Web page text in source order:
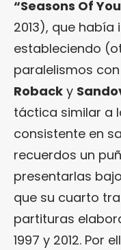
“Seasons Of
2013), que
estableciendo
paralelismos con
Roback y
táctica similar a
consistente en
recuerdos un
presentarlas
que su cuarto
partituras
1997 y 2012. Por